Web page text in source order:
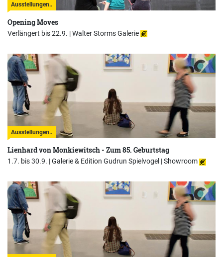
Ausstellungen..
Opening Moves
Verlängert bis 22.9. |Walter Storms Galerie
Ausstellungen..
Lienhard von Monkiewitsch - Zum 85. Geburtstag
1.7. bis 30.9. |Galerie & Edition Gudrun Spielvogel | Showroom